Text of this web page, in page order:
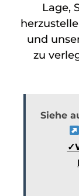
Lage,
und
zu
Siehe